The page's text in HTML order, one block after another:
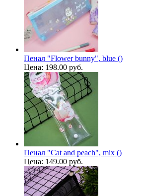
Пенал "Flower bunny", blue ()
Цена: 198.00 руб.
Пенал "Cat and peach", mix ()
Цена: 149.00 руб.